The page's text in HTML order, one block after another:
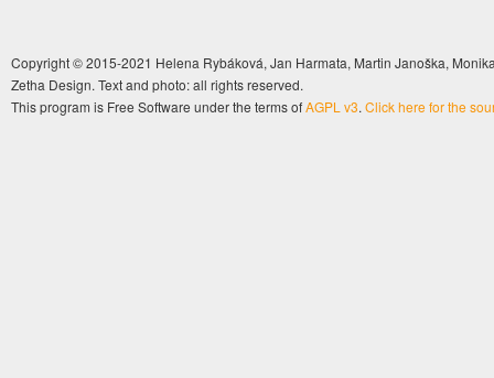
Copyright © 2015-2021 Helena Rybáková, Jan Harmata, Martin Janoška,
Zetha Design. Text and photo: all rights reserved.
This program is Free Software under the terms ofAGPL v3. Click here for the